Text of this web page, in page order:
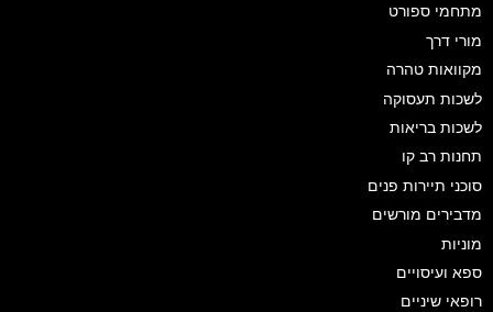
מתחמי ספורט
מורי דרך
מקוואות טהרה
לשכות תעסוקה
לשכות בריאות
תחנות רב קו
סוכני תיירות פנים
מדבירים מורשים
מוניות
ספא ועיסויים
רופאי שיניים